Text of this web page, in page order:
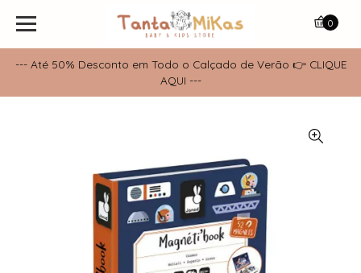
--- Até 50% Desconto em Todo o Calçado de Verão 👉 CLIQUE
AQUI ---
0